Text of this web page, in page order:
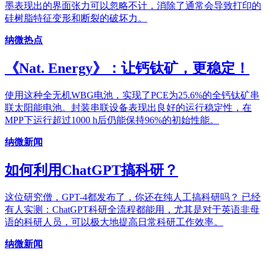
墨表现出的界面张力可以忽略不计，消除了通常会导致打印的
硅树脂特征变形和断裂的破坏力。
纳微热点
《Nat. Energy》：让钙钛矿，更稳定！
使用这种全无机WBG电池，实现了PCE为25.6%的全钙钛矿串
联太阳能电池。封装串联设备表现出良好的运行稳定性，在
MPP下运行超过1000 h后仍能保持96%的初始性能。
纳微新闻
如何利用ChatGPT搞科研？
这位研究僧，GPT-4都发布了，你还在纯人工搞科研吗？ 已经
有人实测：ChatGPT科研全流程都能用，尤其是对于英语非母
语的科研人员，可以极大地提高日常科研工作效率。
纳微新闻